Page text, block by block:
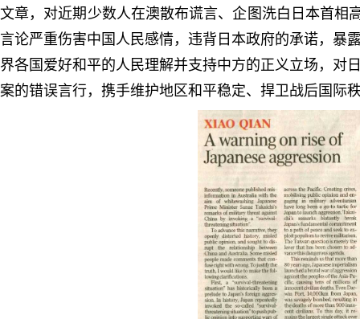
文章，对近期少数人在澳散布谎言、企图洗白日本首相
言论严重伤害中国人民感情，违背日本政府的承诺，暴
界各国爱好和平的人民理解并支持中方的正义立场，对
案的错误言行，携手维护地区和平稳定、捍卫战后国际